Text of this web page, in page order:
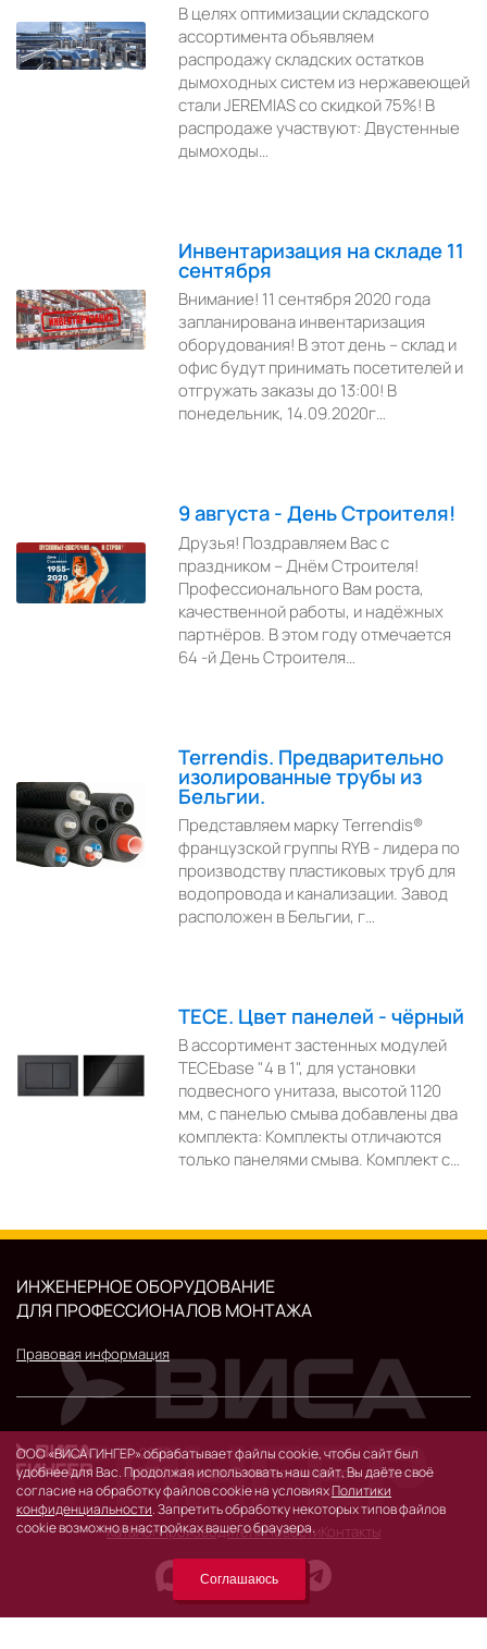
В целях оптимизации складского
ассортимента объявляем
распродажу складских остатков
дымоходных систем из нержавеющей
стали JEREMIAS со скидкой 75%! В
распродаже участвуют: Двустенные
дымоходы…
Инвентаризация на складе 11
сентября
Внимание! 11 сентября 2020 года
запланирована инвентаризация
оборудования! В этот день – склад и
офис будут принимать посетителей и
отгружать заказы до 13:00! В
понедельник, 14.09.2020г…
9 августа - День Строителя!
Друзья! Поздравляем Вас с
праздником – Днём Строителя!
Профессионального Вам роста,
качественной работы, и надёжных
партнёров. В этом году отмечается
64 -й День Строителя…
Terrendis. Предварительно
изолированные трубы из
Бельгии.
Представляем марку Terrendis®
французской группы RYB - лидера по
производству пластиковых труб для
водопровода и канализации. Завод
расположен в Бельгии, г…
TECE. Цвет панелей - чёрный
В ассортимент застенных модулей
TECEbase "4 в 1", для установки
подвесного унитаза, высотой 1120
мм, с панелью смыва добавлены два
комплекта: Комплекты отличаются
только панелями смыва. Комплект с…
ИНЖЕНЕРНОЕ ОБОРУДОВАНИЕ
ДЛЯ ПРОФЕССИОНАЛОВ МОНТАЖА
Правовая информация
© 2026 г.
119530, Москва, Очаковское шоссе, д. 32.
КаталогПроизводителиНовостиКонтакты
ООО «ВИСА ГИНГЕР» обрабатывает файлы cookie, чтобы сайт был
удобнее для Вас. Продолжая использовать наш сайт, Вы даёте своё
согласие на обработку файлов cookie на условияхПолитики
конфиденциальности. Запретить обработку некоторых типов файлов
cookie возможно в настройках вашего браузера.
Соглашаюсь